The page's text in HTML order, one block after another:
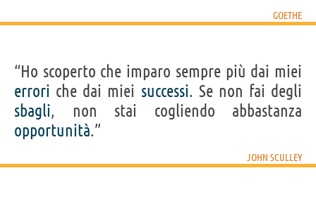
GOETHE
“Ho scoperto che imparo sempre più dai miei
errori che dai miei successi. Se non fai degli
sbagli, non stai cogliendo abbastanza
opportunità.”
JOHN SCULLEY